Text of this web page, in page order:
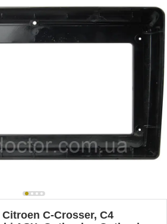
C-Crosser, C4